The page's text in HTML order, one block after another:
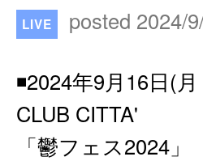
LIVE posted 2024/
◾️2024年9月16日(
CLUB CITTA'
「鬱フェス2024」